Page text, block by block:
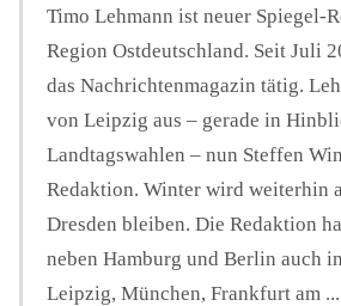
Timo Lehmann ist neuer Spiegel-
Region Ostdeutschland. Seit Juli
das Nachrichtenmagazin tätig.
von Leipzig aus – gerade in
Landtagswahlen – nun Steffen
Redaktion. Winter wird weiterhin
Dresden bleiben. Die Redaktion
neben Hamburg und Berlin auch
Leipzig, München, Frankfurt am ...